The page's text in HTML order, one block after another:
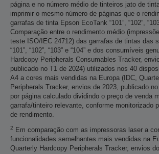
página e no número médio de tinteiros jato de
imprimir o mesmo número de páginas que o
garrafas de tinta Epson EcoTank “101”, “102”,
Comparação entre o rendimento médio
teste ISO/IEC 24712) das garrafas de tintas das
“101”, “102”, “103” e “104” e dos consumíveis
Hardcopy Peripherals Consumables Tracker,
publicado no T1 de 2024) utilizados nos 40
A4 a cores mais vendidas na Europa (IDC,
Peripherals Tracker, envios de 2023, publicado
por página calculado dividindo o preço de venda
garrafa/tinteiro relevante, conforme monitorizado
de rendimento.
2
Em comparação com as impressoras laser a
funcionalidades semelhantes mais vendidas na
Quarterly Hardcopy Peripherals Tracker, envios